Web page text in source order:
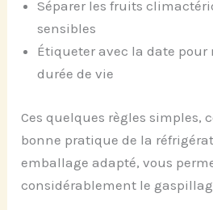
Séparer les fruits
sensibles
Étiqueter avec la date pour
durée de vie
Ces quelques règles simples,
bonne pratique de la
emballage adapté, vous
considérablement le